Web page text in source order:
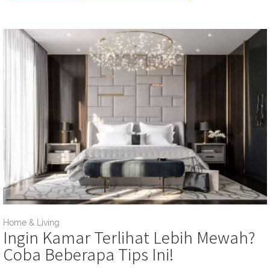
Home & Living
Ingin Kamar Terlihat Lebih Mewah?
Coba Beberapa Tips Ini!